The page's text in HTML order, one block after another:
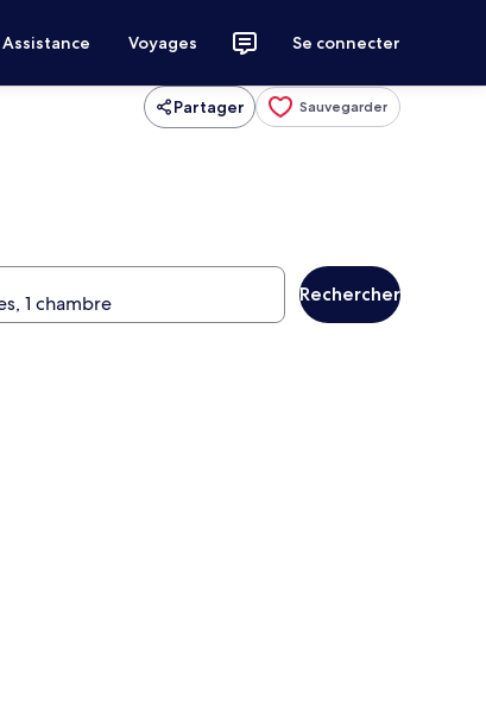
Assistance Voyages Se connecter
Partager Sauvegarder
Rechercher